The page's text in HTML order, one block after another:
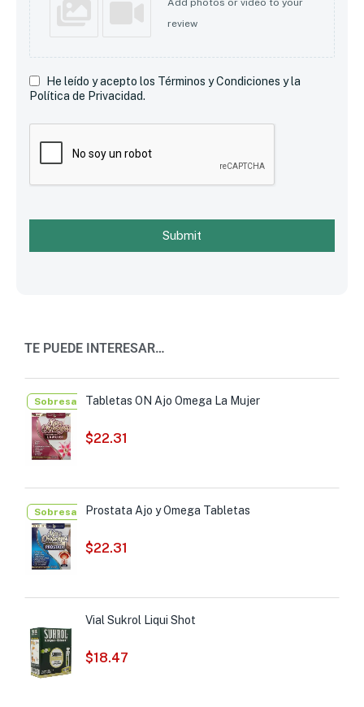
review
He leído y acepto los Términos y Condiciones y la
Política de Privacidad.
Submit
TE PUEDE INTERESAR…
SobresalientesTabletas ON Ajo Omega La Mujer
$22.31
SobresalientesProstata Ajo y Omega Tabletas
$22.31
Vial Sukrol Liqui Shot
$18.47